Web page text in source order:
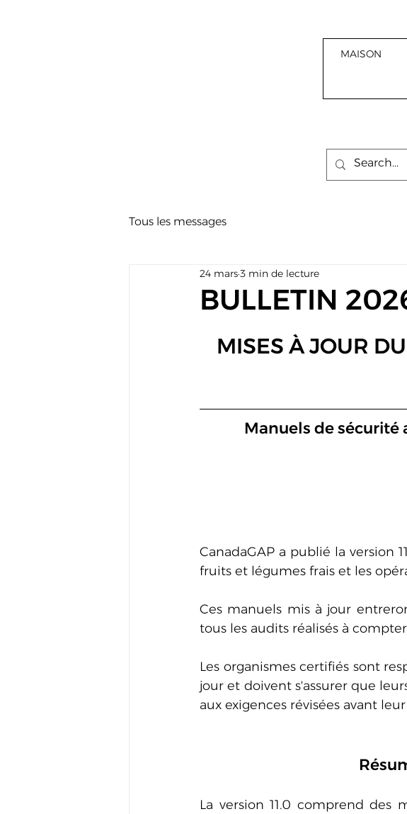
MAISON
Tous les messages
BULLETIN
24 mars3 min de lecture
MISES À JOUR
Manuels de sécurité
CanadaGAP a publié la version
fruits et légumes frais et les
Ces manuels mis à jour
tous les audits réalisés à
Les organismes certifiés sont
jour et doivent s'assurer que
aux exigences révisées avant
La version 11.0 comprend des